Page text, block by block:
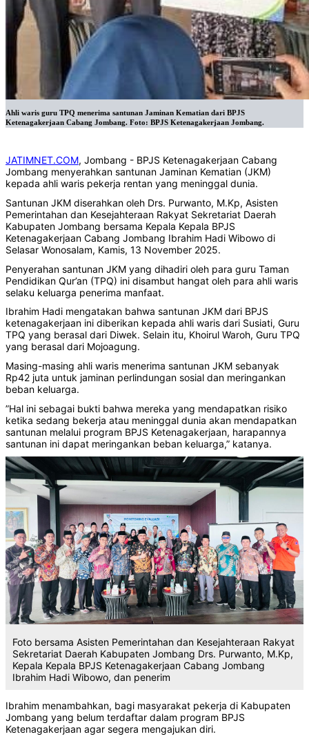
Ahli waris guru TPQ menerima santunan Jaminan Kematian dari BPJS
Ketenagakerjaan Cabang Jombang. Foto: BPJS Ketenagakerjaan Jombang.
JATIMNET.COM, Jombang - BPJS Ketenagakerjaan Cabang
Jombang menyerahkan santunan Jaminan Kematian (JKM)
kepada ahli waris pekerja rentan yang meninggal dunia.
Santunan JKM diserahkan oleh Drs. Purwanto, M.Kp, Asisten
Pemerintahan dan Kesejahteraan Rakyat Sekretariat Daerah
Kabupaten Jombang bersama Kepala Kepala BPJS
Ketenagakerjaan Cabang Jombang Ibrahim Hadi Wibowo di
Selasar Wonosalam, Kamis, 13 November 2025.
Penyerahan santunan JKM yang dihadiri oleh para guru Taman
Pendidikan Qur’an (TPQ) ini disambut hangat oleh para ahli waris
selaku keluarga penerima manfaat.
Ibrahim Hadi mengatakan bahwa santunan JKM dari BPJS
ketenagakerjaan ini diberikan kepada ahli waris dari Susiati, Guru
TPQ yang berasal dari Diwek. Selain itu, Khoirul Waroh, Guru TPQ
yang berasal dari Mojoagung.
Masing-masing ahli waris menerima santunan JKM sebanyak
Rp42 juta untuk jaminan perlindungan sosial dan meringankan
beban keluarga.
”Hal ini sebagai bukti bahwa mereka yang mendapatkan risiko
ketika sedang bekerja atau meninggal dunia akan mendapatkan
santunan melalui program BPJS Ketenagakerjaan, harapannya
santunan ini dapat meringankan beban keluarga,” katanya.
Foto bersama Asisten Pemerintahan dan Kesejahteraan Rakyat
Sekretariat Daerah Kabupaten Jombang Drs. Purwanto, M.Kp,
Kepala Kepala BPJS Ketenagakerjaan Cabang Jombang
Ibrahim Hadi Wibowo, dan penerim
Ibrahim menambahkan, bagi masyarakat pekerja di Kabupaten
Jombang yang belum terdaftar dalam program BPJS
Ketenagakerjaan agar segera mengajukan diri.